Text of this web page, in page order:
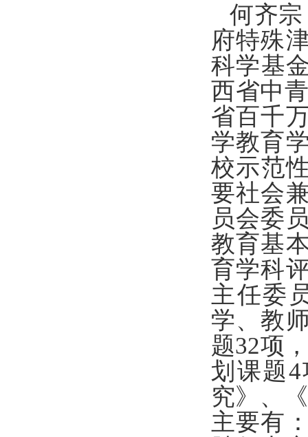
何齐宗
府特殊
科学基
西省中
省百千
学教育
校示范
要社会
员会委
教育基
育学科
主任委
学、教
题32项
划课题
究》、
主要有